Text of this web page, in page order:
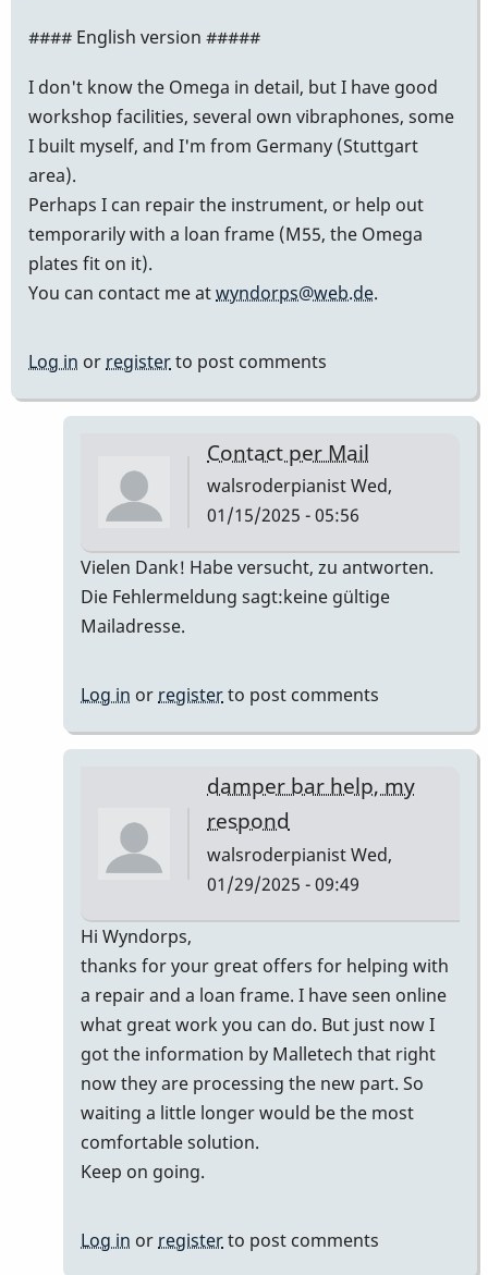
#### English version #####
I don't know the Omega in detail, but I have good
workshop facilities, several own vibraphones, some
I built myself, and I'm from Germany (Stuttgart
area).
Perhaps I can repair the instrument, or help out
temporarily with a loan frame (M55, the Omega
plates fit on it).
You can contact me atwyndorps@web.de.
Log in or registerto post comments
Contact per Mail
walsroderpianistWed,
01/15/2025 - 05:56
In
reply
help
by
wyndorps
Vielen Dank! Habe versucht, zu antworten.
Die Fehlermeldung sagt:keine gültige
Mailadresse.
Log in orregisterto post comments
damper bar help, my
respond
walsroderpianistWed,
01/29/2025 - 09:49
reply
to
Maybe
I
can
help
by
Hi Wyndorps,
thanks for your great offers for helping with
a repair and a loan frame. I have seen online
what great work you can do. But just now I
got the information by Malletech that right
now they are processing the new part. So
waiting a little longer would be the most
comfortable solution.
Keep on going.
Log in or registerto post comments